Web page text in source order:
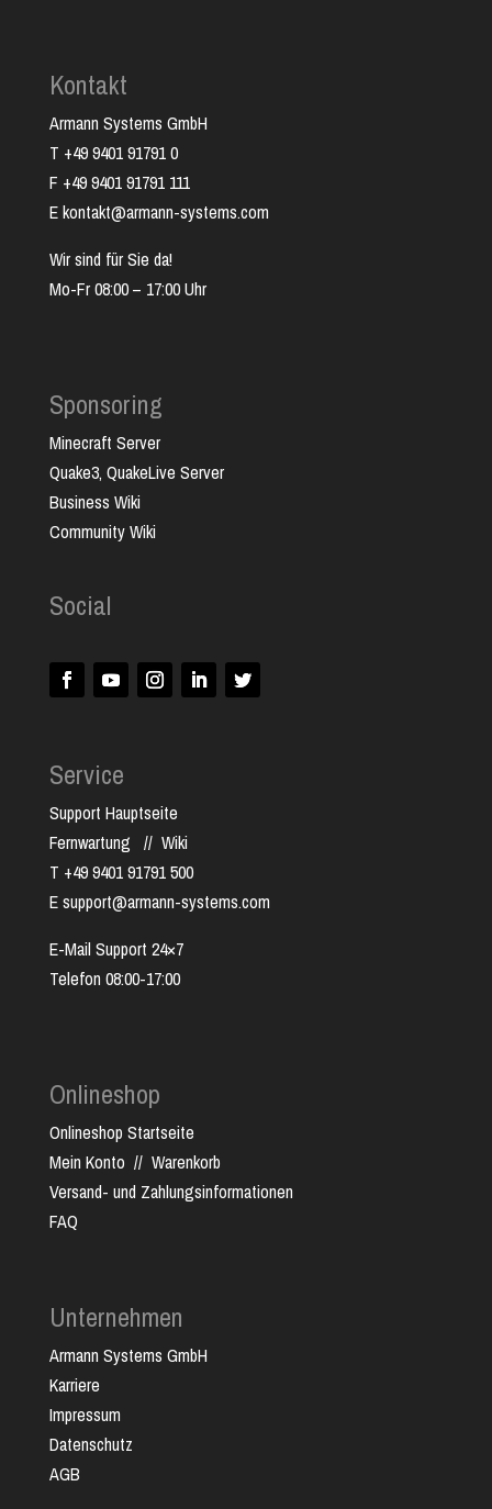
Kontakt
Armann Systems GmbH
T +49 9401 91791 0
F +49 9401 91791 111
E kontakt@armann-systems.com
Wir sind für Sie da!
Mo-Fr 08:00 – 17:00 Uhr
Sponsoring
Minecraft Server
Quake3, QuakeLive Server
Business Wiki
Community Wiki
Social
Service
Support Hauptseite
Fernwartung // Wiki
T +49 9401 91791 500
E support@armann-systems.com
E-Mail Support 24×7
Telefon 08:00-17:00
Onlineshop
Onlineshop Startseite
Mein Konto // Warenkorb
Versand- und Zahlungsinformationen
FAQ
Unternehmen
Armann Systems GmbH
Karriere
Impressum
Datenschutz
AGB